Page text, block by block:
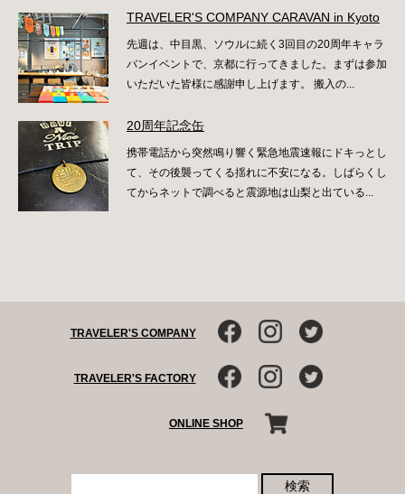
TRAVELER'S COMPANY CARAVAN in Kyoto
先週は、中目黒、ソウルに続く3回目の20周年キャラ
バンイベントで、京都に行ってきました。まずは参加
いただいた皆様に感謝申し上げます。 搬入の...
20周年記念缶
携帯電話から突然鳴り響く緊急地震速報にドキっとし
て、その後襲ってくる揺れに不安になる。しばらくし
てからネットで調べると震源地は山梨と出ている...
TRAVELER'S COMPANY
TRAVELER'S FACTORY
ONLINE SHOP
検索